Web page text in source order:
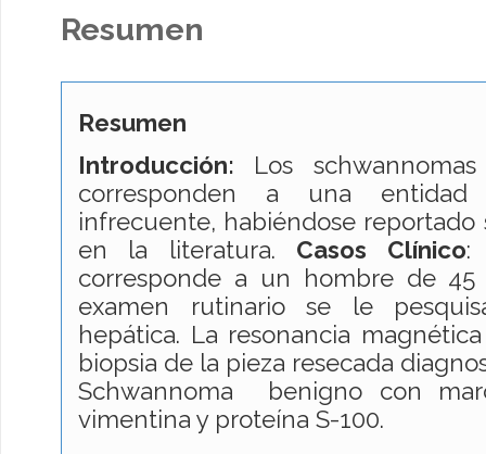
Resumen
Resumen
Introducción: Los
corresponden a una entidad
infrecuente, habiéndose reportado
en la literatura. Casos Clínico:
corresponde a un hombre de
examen rutinario se le
hepática. La resonancia
biopsia de la pieza resecada
Schwannoma benigno con
vimentina y proteína S-100.